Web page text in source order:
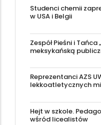
Studenci chemii
w USA i Belgii
Zespół Pieśni i Tańca
meksykańską
Reprezentanci AZS
lekkoatletycznych
Hejt w szkole.
wśród licealistów